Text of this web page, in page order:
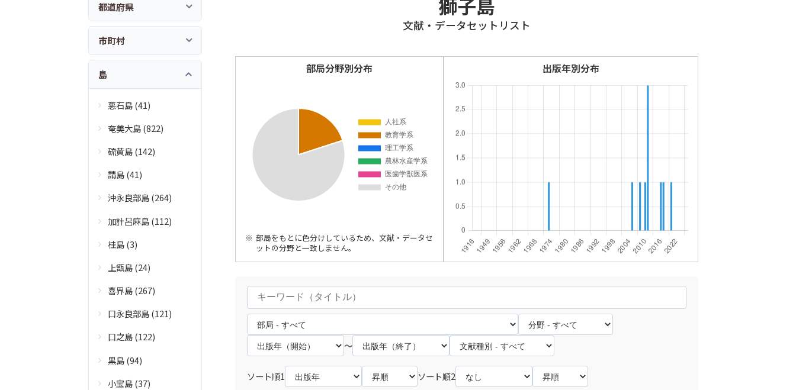
⽂献・データセットリスト
部局分野別分布
部局をもとに色分けしているため、文献・データセ
ットの分野と一致しません。
出版年別分布
～
ソート順1 ソート順2
都道府県
市町村
島
悪石島 (41)
奄美大島 (822)
硫黄島 (142)
請島 (41)
沖永良部島 (264)
加計呂麻島 (112)
桂島 (3)
上甑島 (24)
喜界島 (267)
口永良部島 (121)
口之島 (122)
黒島 (94)
小宝島 (37)